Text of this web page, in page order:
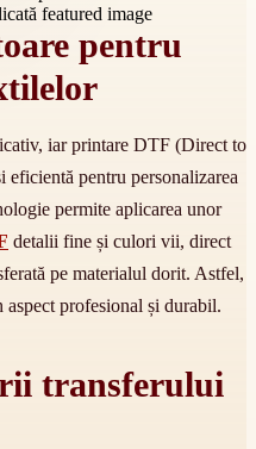
pentru
iar printare DTF (Direct to
pentru personalizarea
permite aplicarea unor
detalii fine și culori vii, direct
pe materialul dorit. Astfel,
aspect profesional și durabil.
transferului